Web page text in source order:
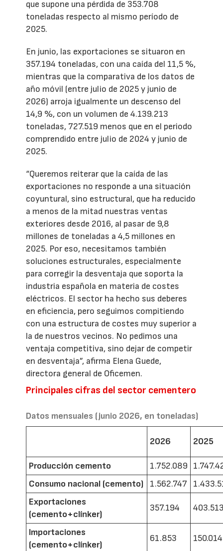
que supone una pérdida de 353.708
toneladas respecto al mismo período de
2025.
En junio, las exportaciones se situaron en
357.194 toneladas, con una caída del 11,5 %,
mientras que la comparativa de los datos de
año móvil (entre julio de 2025 y junio de
2026) arroja igualmente un descenso del
14,9 %, con un volumen de 4.139.213
toneladas, 727.519 menos que en el periodo
comprendido entre julio de 2024 y junio de
2025.
“Queremos reiterar que la caída de las
exportaciones no responde a una situación
coyuntural, sino estructural, que ha reducido
a menos de la mitad nuestras ventas
exteriores desde 2016, al pasar de 9,8
millones de toneladas a 4,5 millones en
2025. Por eso, necesitamos también
soluciones estructurales, especialmente
para corregir la desventaja que soporta la
industria española en materia de costes
eléctricos. El sector ha hecho sus deberes
en eficiencia, pero seguimos compitiendo
con una estructura de costes muy superior a
la de nuestros vecinos. No pedimos una
ventaja competitiva, sino dejar de competir
en desventaja”, afirma Elena Guede,
directora general de Oficemen.
Principales cifras del sector cementero
Datos mensuales (junio 2026, en toneladas)
2026 2025
Producción cemento 1.752.089
Consumo nacional (cemento)
1.562.747
Exportaciones
(cemento+clínker)
357.194
Importaciones
(cemento+clínker)
61.853 150.014